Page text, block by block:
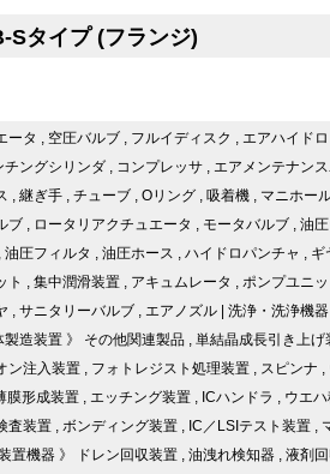
Sタイプ (フランジ)
ータ , 空圧バルブ , フルイディスク , エアハイド
チングシリンダ , コンプレッサ , エアメンテナンス
, 継ぎ手 , チューブ , Oリング , 吸着機 , マニホー
ブ , ロータリアクチュエータ , モータバルブ , 油
, 油圧フィルタ , 油圧ホース , ハイドロパンチャ , ギ
ト , 集中潤滑装置 , アキュムレータ , ポンプユニッ
, サニタリーバルブ , エアノズル 洗浄・洗浄機器
製造装置 》 その他関連製品 , 単結晶成長引き上げ
ン注入装置 , フォトレジスト処理装置 , スピンナ ,
膜形成装置 , エッチング装置 , ICハンドラ , ウエ
査装置 , ボンディング装置 , IC／LSIテスト装置 ,
置機器 》 ドレン回収装置 , 油洩れ検知器 , 液剤